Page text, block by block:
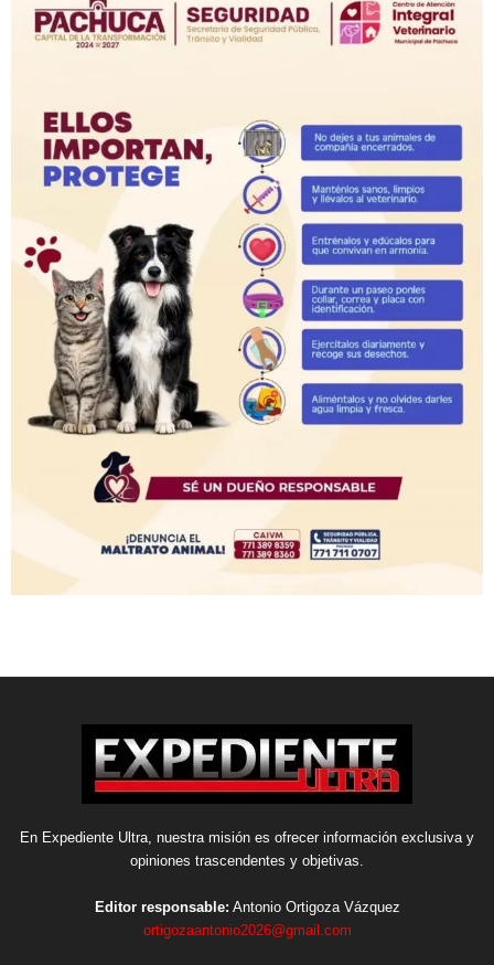
En Expediente Ultra, nuestra misión es ofrecer información exclusiva y
opiniones trascendentes y objetivas.
Editor responsable: Antonio Ortigoza Vázquez
ortigozaantonio2026@gmail.com